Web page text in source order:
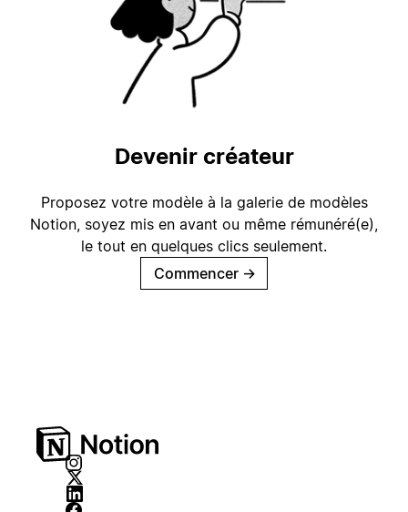
Devenir créateur
Proposez votre modèle à la galerie de modèles
Notion, soyez mis en avant ou même rémunéré(e),
le tout en quelques clics seulement.
Commencer →